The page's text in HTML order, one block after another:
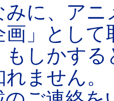
に、アニ
画」とし
もしかす
ません。